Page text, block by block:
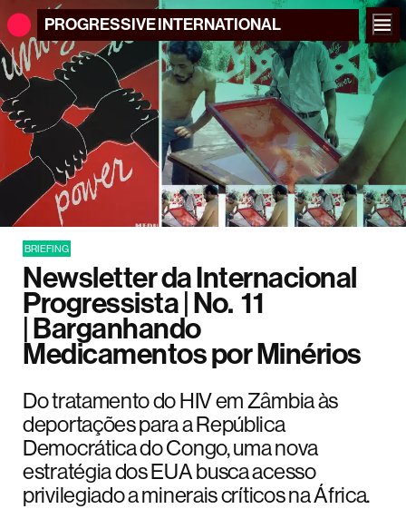
PROGRESSIVEINTERNATIONAL
BRIEFING
Newsletter da Internacional
Progressista | No. 11
| Barganhando
Medicamentos por Minérios
Do tratamento do HIV em Zâmbia às
deportações para a República
Democrática do Congo, uma nova
estratégia dos EUA busca acesso
privilegiado a minerais críticos na África.